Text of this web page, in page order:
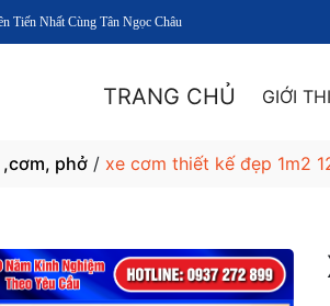
Tiến Nhất Cùng Tân Ngọc Châu
TRANG CHỦ GIỚI
phở / xe cơm thiết kế đẹp 1m2